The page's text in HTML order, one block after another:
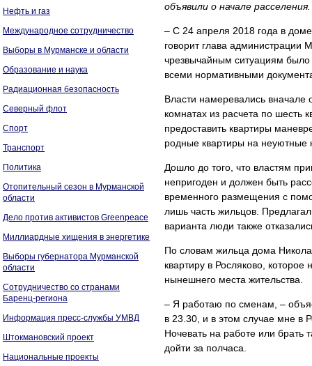
Нефть и газ
Международное сотрудничество
Выборы в Мурманске и области
Образование и наука
Радиационная безопасность
Северный флот
Спорт
Транспорт
Политика
Отопительный сезон в Мурманской
области
Дело против активистов Greenpeace
Миллиардные хищения в энергетике
Выборы губернатора Мурманской
области
Сотрудничество со странами
Баренц-региона
Информация пресс-службы УМВД
Штокмановский проект
Национальные проекты
объявили о начале
– С 24 апреля 2018 года в
говорит глава
чрезвычайным ситуациям было
всеми нормативными
Власти намеревались вначале
комнатах из расчета по
предоставить квартиры
родные квартиры на неуютные
Дошло до того, что властям
непригоден и должен быть
временного размещения с
лишь часть жильцов.
варианта люди также
По словам жильца дома
квартиру в Росляково,
нынешнего места жительства.
– Я работаю по сменам, –
в 23.30, и в этом случае мне в
Ночевать на работе или брать
дойти за полчаса.